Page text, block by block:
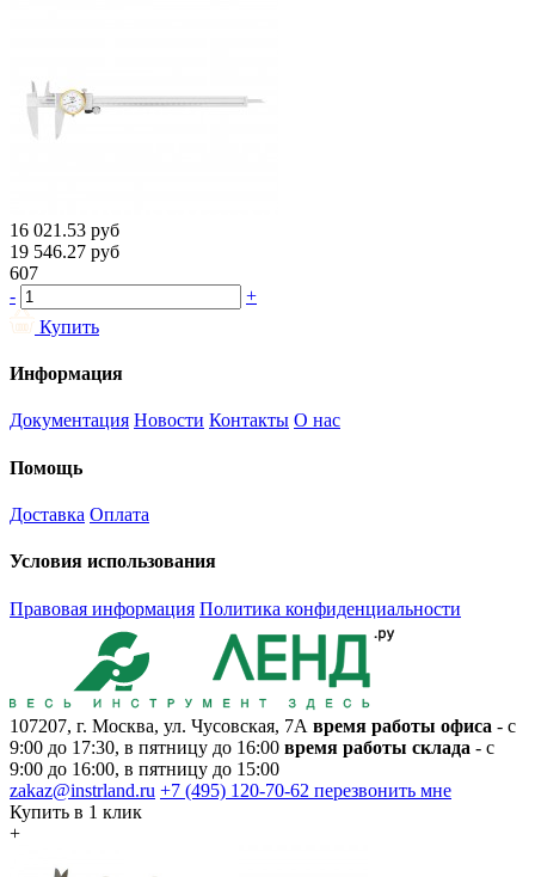
16 021.53 руб
19 546.27 руб
607
-
+
Купить
Информация
Документация Новости Контакты О нас
Помощь
Доставка Оплата
Условия использования
Правовая информация Политика конфиденциальности
107207, г. Москва, ул. Чусовская, 7А время работы офиса - с
9:00 до 17:30, в пятницу до 16:00 время работы склада - с
9:00 до 16:00, в пятницу до 15:00
zakaz@instrland.ru +7 (495) 120-70-62 перезвонить мне
Купить в 1 клик
+